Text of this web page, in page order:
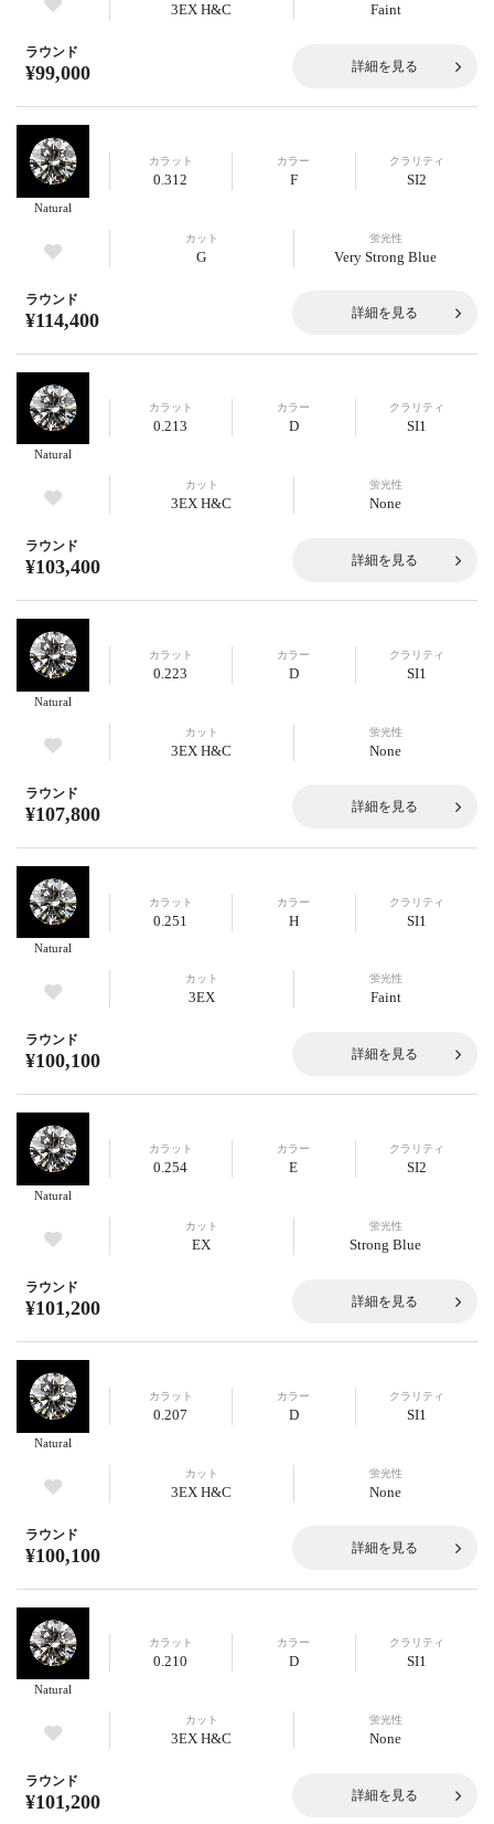
3EX H&C Faint
ラウンド
¥99,000 詳細を見る
Natural
カラット
0.312
カラー
F
クラリティ
SI2
カット
G
蛍光性
Very Strong Blue
ラウンド
¥114,400 詳細を見る
Natural
カラット
0.213
カラー
D
クラリティ
SI1
カット
3EX H&C
蛍光性
None
ラウンド
¥103,400 詳細を見る
Natural
カラット
0.223
カラー
D
クラリティ
SI1
カット
3EX H&C
蛍光性
None
ラウンド
¥107,800 詳細を見る
Natural
カラット
0.251
カラー
H
クラリティ
SI1
カット
3EX
蛍光性
Faint
ラウンド
¥100,100 詳細を見る
Natural
カラット
0.254
カラー
E
クラリティ
SI2
カット
EX
蛍光性
Strong Blue
ラウンド
¥101,200 詳細を見る
Natural
カラット
0.207
カラー
D
クラリティ
SI1
カット
3EX H&C
蛍光性
None
ラウンド
¥100,100 詳細を見る
Natural
カラット
0.210
カラー
D
クラリティ
SI1
カット
3EX H&C
蛍光性
None
ラウンド
¥101,200 詳細を見る